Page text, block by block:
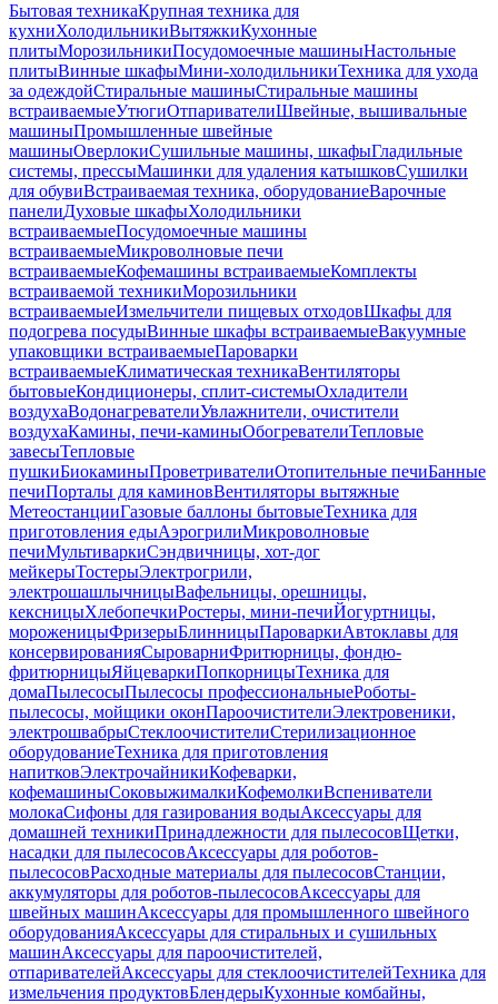
Бытовая техникаКрупная техника для
кухниХолодильникиВытяжкиКухонные
плитыМорозильникиПосудомоечные машиныНастольные
плитыВинные шкафыМини-холодильникиТехника для ухода
за одеждойСтиральные машиныСтиральные машины
встраиваемыеУтюгиОтпаривателиШвейные, вышивальные
машиныПромышленные швейные
машиныОверлокиСушильные машины, шкафыГладильные
системы, прессыМашинки для удаления катышковСушилки
для обувиВстраиваемая техника, оборудованиеВарочные
панелиДуховые шкафыХолодильники
встраиваемыеПосудомоечные машины
встраиваемыеМикроволновые печи
встраиваемыеКофемашины встраиваемыеКомплекты
встраиваемой техникиМорозильники
встраиваемыеИзмельчители пищевых отходовШкафы для
подогрева посудыВинные шкафы встраиваемыеВакуумные
упаковщики встраиваемыеПароварки
встраиваемыеКлиматическая техникаВентиляторы
бытовыеКондиционеры, сплит-системыОхладители
воздухаВодонагревателиУвлажнители, очистители
воздухаКамины, печи-каминыОбогревателиТепловые
завесыТепловые
пушкиБиокаминыПроветривателиОтопительные печиБанные
печиПорталы для каминовВентиляторы вытяжные
МетеостанцииГазовые баллоны бытовыеТехника для
приготовления едыАэрогрилиМикроволновые
печиМультиваркиСэндвичницы, хот-дог
мейкерыТостерыЭлектрогрили,
электрошашлычницыВафельницы, орешницы,
кексницыХлебопечкиРостеры, мини-печиЙогуртницы,
мороженицыФризерыБлинницыПароваркиАвтоклавы для
консервированияСыроварниФритюрницы, фондю-
фритюрницыЯйцеваркиПопкорницыТехника для
домаПылесосыПылесосы профессиональныеРоботы-
пылесосы, мойщики оконПароочистителиЭлектровеники,
электрошвабрыСтеклоочистителиСтерилизационное
оборудованиеТехника для приготовления
напитковЭлектрочайникиКофеварки,
кофемашиныСоковыжималкиКофемолкиВспениватели
молокаСифоны для газирования водыАксессуары для
домашней техникиПринадлежности для пылесосовЩетки,
насадки для пылесосовАксессуары для роботов-
пылесосовРасходные материалы для пылесосовСтанции,
аккумуляторы для роботов-пылесосовАксессуары для
швейных машинАксессуары для промышленного швейного
оборудованияАксессуары для стиральных и сушильных
машинАксессуары для пароочистителей,
отпаривателейАксессуары для стеклоочистителейТехника для
измельчения продуктовБлендерыКухонные комбайны,